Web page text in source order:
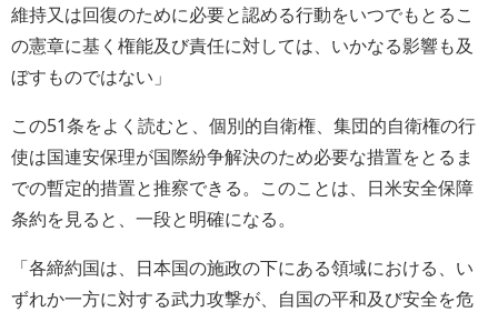
維持又は回復のために必要と認める行動をいつでもとるこ
の憲章に基く権能及び責任に対しては、いかなる影響も及
ぼすものではない」
この51条をよく読むと、個別的自衛権、集団的自衛権の行
使は国連安保理が国際紛争解決のため必要な措置をとるま
での暫定的措置と推察できる。このことは、日米安全保障
条約を見ると、一段と明確になる。
「各締約国は、日本国の施政の下にある領域における、い
ずれか一方に対する武力攻撃が、自国の平和及び安全を危